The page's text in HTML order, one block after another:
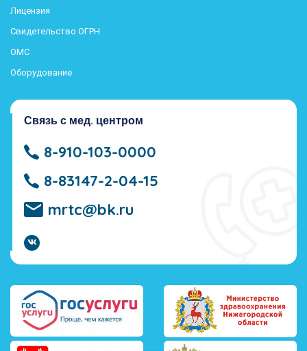
Лицензия
Свидетельство ОГРН
ОМС
Оборудование
Связь с мед. центром
8-910-103-0000
8-83147-2-04-15
mrtc@bk.ru